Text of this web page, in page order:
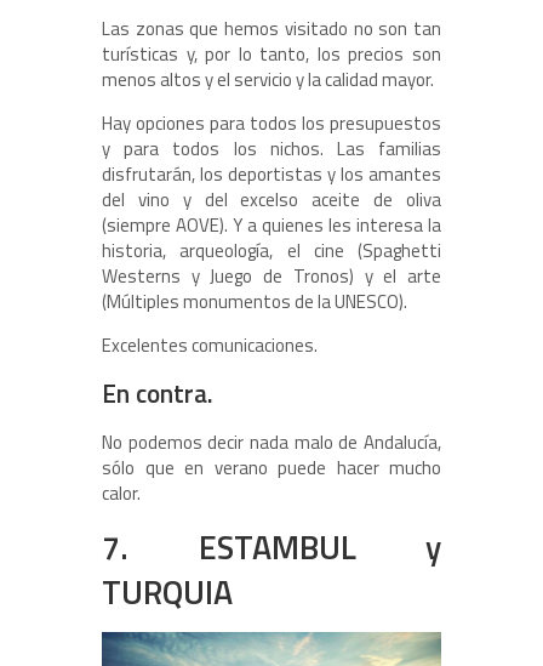
Las zonas que hemos visitado no son tan
turísticas y, por lo tanto, los precios son
menos altos y el servicio y la calidad mayor.
Hay opciones para todos los presupuestos
y para todos los nichos. Las familias
disfrutarán, los deportistas y los amantes
del vino y del excelso aceite de oliva
(siempre AOVE). Y a quienes les interesa la
historia, arqueología, el cine (Spaghetti
Westerns y Juego de Tronos) y el arte
(Múltiples monumentos de la UNESCO).
Excelentes comunicaciones.
En contra.
No podemos decir nada malo de Andalucía,
sólo que en verano puede hacer mucho
calor.
7. ESTAMBUL y
TURQUIA